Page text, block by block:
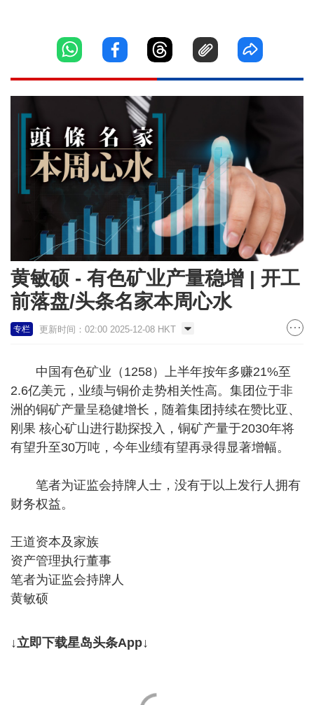
黄敏硕 - 有色矿业产量稳增 | 开工
前落盘/头条名家本周心水
专栏 更新时间：02:00 2025-12-08 HKT
中国有色矿业（1258）上半年按年多赚21%至
2.6亿美元，业绩与铜价走势相关性高。集团位于非
洲的铜矿产量呈稳健增长，随着集团持续在赞比亚、
刚果 核心矿山进行勘探投入，铜矿产量于2030年将
有望升至30万吨，今年业绩有望再录得显著增幅。
笔者为证监会持牌人士，没有于以上发行人拥有
财务权益。
王道资本及家族
资产管理执行董事
笔者为证监会持牌人
黄敏硕
↓立即下载星岛头条App↓